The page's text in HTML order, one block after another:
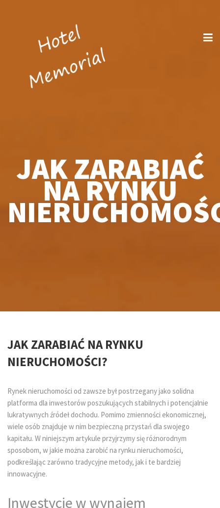
JAK ZARABIAĆ
NA RYNKU
JAK ZARABIAĆ NA RYNKU
NIERUCHOMOŚCI?
Rynek nieruchomości od zawsze był postrzegany jako solidna
platforma dla inwestorów poszukujących stabilnych i potencjalnie
lukratywnych źródeł dochodu. Pomimo zmienności ekonomicznej,
wiele osób znajduje w nim bezpieczną przystań dla swojego
kapitału. W niniejszym artykule przyjrzymy się różnorodnym
sposobom, w jakie można zarobić na rynku nieruchomości,
podkreślając zarówno tradycyjne metody, jak i te bardziej
innowacyjne.
Inwestycje w wynajem